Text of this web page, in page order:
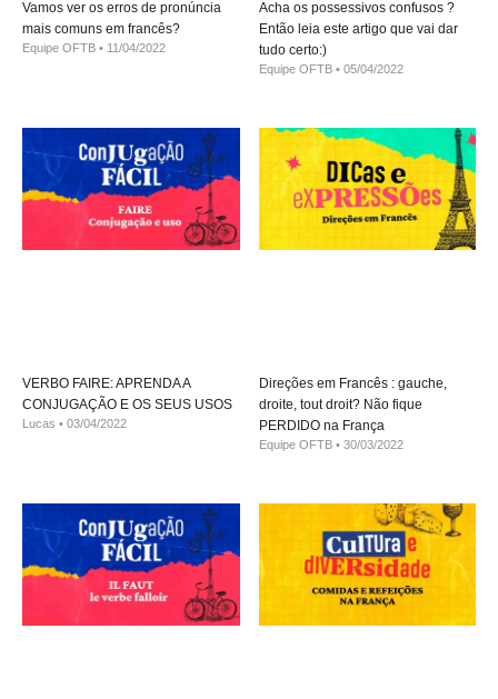
Vamos ver os erros de pronúncia
mais comuns em francês?
Equipe OFTB 11/04/2022
Acha os possessivos confusos ?
Então leia este artigo que vai dar
tudo certo:)
Equipe OFTB 05/04/2022
VERBO FAIRE: APRENDA A
CONJUGAÇÃO E OS SEUS USOS
Lucas 03/04/2022
Direções em Francês : gauche,
droite, tout droit? Não fique
PERDIDO na França
Equipe OFTB 30/03/2022